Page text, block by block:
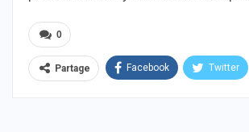
0
Partage Facebook Twitter